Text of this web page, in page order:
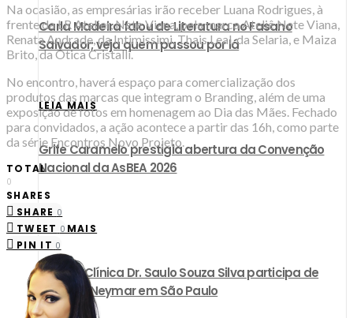
Carla Madeira falou de Literatura no Fasano
Salvador; veja quem passou por lá
LEIA MAIS
Grife Caramelo prestigia abertura da Convenção
Nacional da AsBEA 2026
LEIA MAIS
CEO da Clínica Dr. Saulo Souza Silva participa de
leilão de Neymar em São Paulo
Na ocasião, as empresárias irão receber Luana Rodrigues, à
frente da LR Atelier, Nete Viana, pela marca Ateliê Nete Viana,
Renata Andrade, da Intimissimi, Thais Leal, da Selaria, e Maiza
Brito, da Ótica Cristalli.
No encontro, haverá espaço para comercialização dos
produtos das marcas que integram o Branding, além de uma
exposição de fotos em homenagem ao Dia das Mães. Fechado
para convidados, a ação acontece a partir das 16h, como parte
da série Encontros Novo Projeto.
TOTAL
0
SHARES
SHARE 0
TWEET 0
PIN IT 0